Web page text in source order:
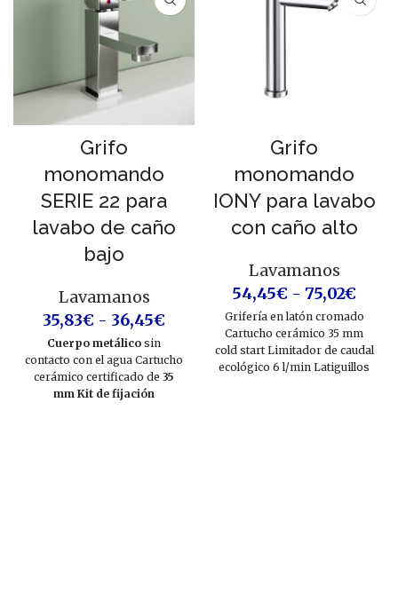
Grifo
monomando
SERIE 22 para
lavabo de caño
bajo
Lavamanos
35,83€ - 36,45€
Cuerpo metálico sin
contacto con el agua Cartucho
cerámico certificado de 35
mm Kit de fijación
Grifo
monomando
IONY para lavabo
con caño alto
Lavamanos
54,45€ - 75,02€
Grifería en latón cromado
Cartucho cerámico 35 mm
cold start Limitador de caudal
ecológico 6 l/min Latiguillos